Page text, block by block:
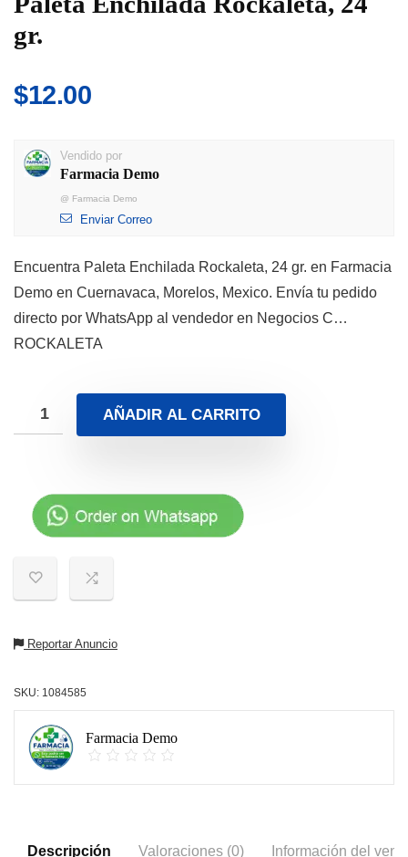
gr.
$12.00
Vendido por
Farmacia Demo
@ Farmacia Demo
Enviar Correo
Encuentra Paleta Enchilada Rockaleta, 24 gr. en Farmacia
Demo en Cuernavaca, Morelos, Mexico. Envía tu pedido
directo por WhatsApp al vendedor en Negocios C…
ROCKALETA
AÑADIR AL CARRITO
Reportar Anuncio
SKU: 1084585
Farmacia Demo
Descripción Valoraciones (0) Información del